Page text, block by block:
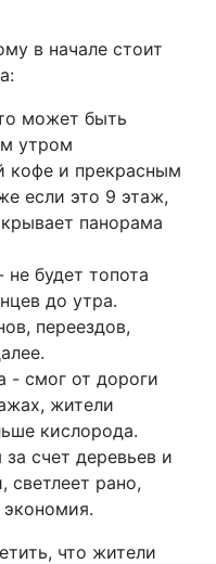
в начале стоит
может быть
утром
кофе и прекрасным
если это 9 этаж,
панорама
будет топота
до утра.
переездов,
- смог от дороги
жители
кислорода.
счет деревьев и
светлеет рано,
экономия.
что жители